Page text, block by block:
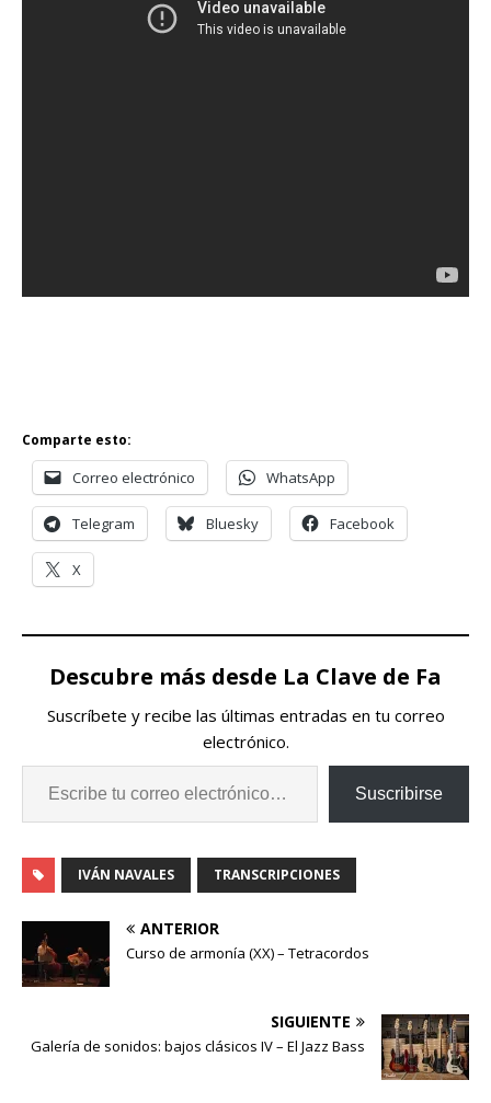
Comparte esto:
Correo electrónico WhatsApp
Telegram Bluesky Facebook
X
Descubre más desde La Clave de Fa
Suscríbete y recibe las últimas entradas en tu correo
electrónico.
Suscribirse
IVÁN NAVALES TRANSCRIPCIONES
ANTERIOR
Curso de armonía (XX) – Tetracordos
SIGUIENTE
Galería de sonidos: bajos clásicos IV – El Jazz Bass